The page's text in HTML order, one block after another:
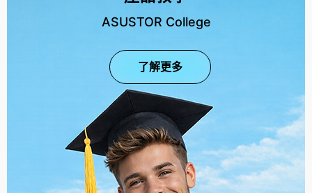
ASUSTOR College
了解更多